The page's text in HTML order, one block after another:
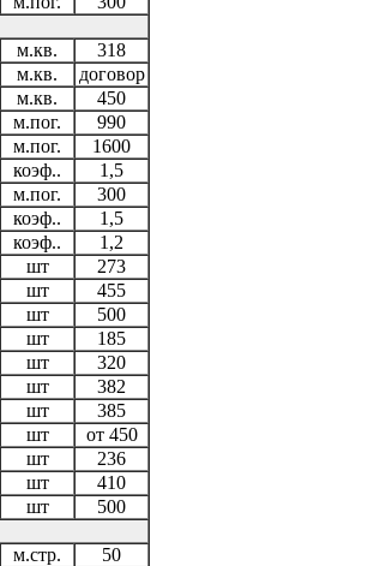
м.кв.
318
м.кв.
договор
м.кв.
450
м.пог.
990
м.пог.
1600
коэф..
1,5
м.пог.
300
коэф..
1,5
коэф..
1,2
шт
273
шт
455
шт
500
шт
185
шт
320
шт
382
шт
385
шт
от 450
шт
236
шт
410
шт
500
м.стр.
50